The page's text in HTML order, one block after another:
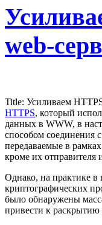
web-
Title: Усиливаем
HTTPS, который
данных в WWW, в
способом соединения
передаваемые в
кроме их отправителя
Однако, на практике в
криптографических
было обнаружены
привести к